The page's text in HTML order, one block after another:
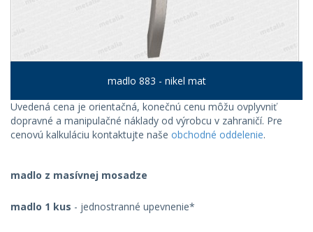
madlo 883 - nikel mat
Uvedená cena je orientačná, konečnú cenu môžu ovplyvniť
dopravné a manipulačné náklady od výrobcu v zahraničí. Pre
cenovú kalkuláciu kontaktujte naše obchodné oddelenie.
madlo z masívnej mosadze
madlo 1 kus - jednostranné upevnenie*